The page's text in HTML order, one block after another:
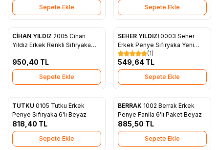
Sepete Ekle Sepete Ekle
Favorilere Ekle
CİHAN YILDIZ 2005 Cihan
Yıldız Erkek Renkli Sıfıryaka
950,40 TL
Sepete Ekle
Favorilere Ekle
SEHER YILDIZI 0003 Seher
Erkek Penye Sıfıryaka Yeni
Haki 6'lı Paket
(1)
549,64 TL
Sepete Ekle
Favorilere Ekle
TUTKU 0105 Tutku Erkek
Penye Sıfıryaka 6'lı Beyaz
818,40 TL
Sepete Ekle
Favorilere Ekle
BERRAK 1002 Berrak Erkek
Penye Fanila 6'lı Paket Beyaz
885,50 TL
Sepete Ekle